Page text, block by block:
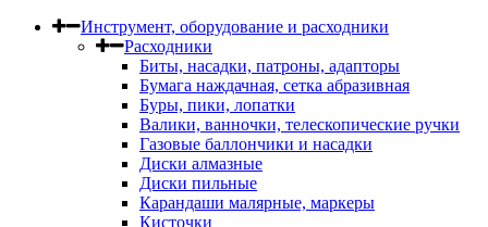
Инструмент, оборудование и расходники
Расходники
Биты, насадки, патроны, адапторы
Бумага наждачная, сетка абразивная
Буры, пики, лопатки
Валики, ванночки, телескопические ручки
Газовые баллончики и насадки
Диски алмазные
Диски пильные
Карандаши малярные, маркеры
Кисточки